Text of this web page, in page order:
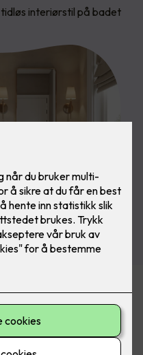
tidløs interiørstil på badet